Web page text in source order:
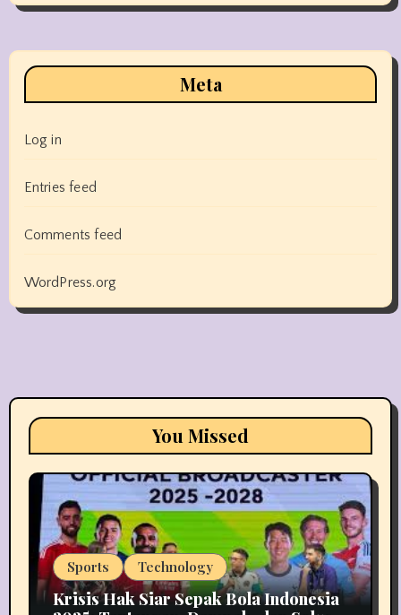
Meta
Log in
Entries feed
Comments feed
WordPress.org
You Missed
Sports Technology
Krisis Hak Siar Sepak Bola Indonesia